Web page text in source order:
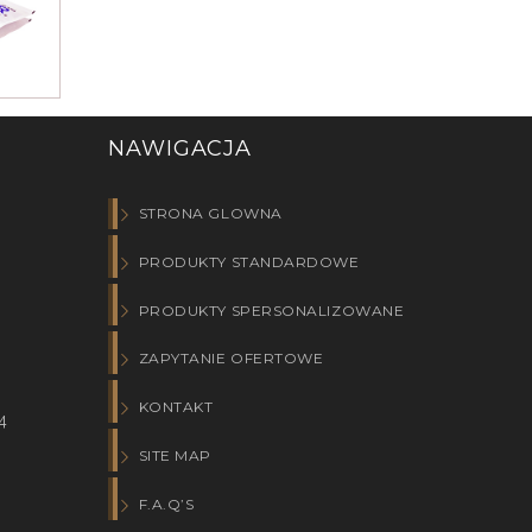
NAWIGACJA
STRONA GLOWNA
PRODUKTY STANDARDOWE
PRODUKTY SPERSONALIZOWANE
ZAPYTANIE OFERTOWE
KONTAKT
SITE MAP
F.A.Q’S